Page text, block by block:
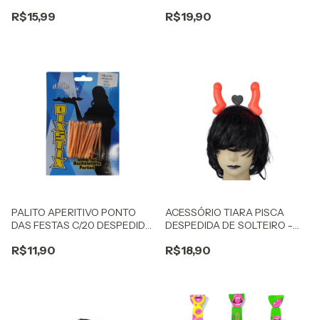
R$15,99
OURO ROSE
R$19,90
PALITO APERITIVO PONTO
DAS FESTAS C/20 DESPEDIDA
R$11,90
ACESSÓRIO TIARA PISCA
DESPEDIDA DE SOLTEIRO -
R$18,90